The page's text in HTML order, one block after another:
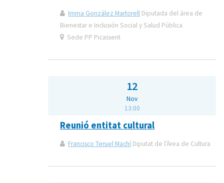
Imma González Martorell Diputada del área de
Bienestar e Inclusión Social y Salud Pública
Sede PP Picassent
12
Nov
13:00
Reunió entitat cultural
Francisco Teruel Machí Diputat de l'Àrea de Cultura